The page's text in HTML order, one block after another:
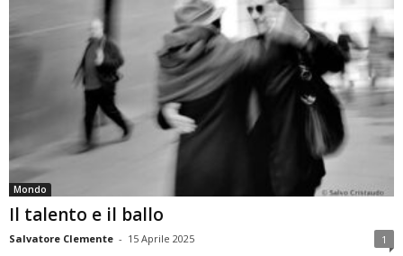
Mondo
Il talento e il ballo
Salvatore Clemente - 15 Aprile 2025 1